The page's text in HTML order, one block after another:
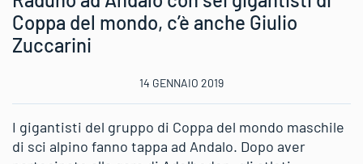
Coppa del mondo, c’è anche Giulio
Zuccarini
14 GENNAIO 2019
I gigantisti del gruppo di Coppa del mondo maschile
di sci alpino fanno tappa ad Andalo. Dopo aver